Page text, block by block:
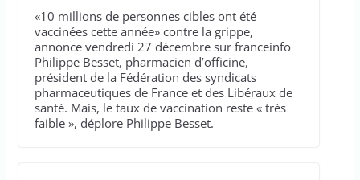
«10 millions de personnes cibles ont été
vaccinées cette année» contre la grippe,
annonce vendredi 27 décembre sur franceinfo
Philippe Besset, pharmacien d’officine,
président de la Fédération des syndicats
pharmaceutiques de France et des Libéraux de
santé. Mais, le taux de vaccination reste « très
faible », déplore Philippe Besset.